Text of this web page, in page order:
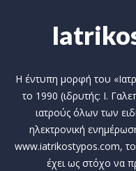
Η έντυπη μορφή του
το 1990 (ιδρυτής: Ι.
ιατρούς όλων των
ηλεκτρονική
www.iatrikostypos.com, το
έχει ως στόχο να